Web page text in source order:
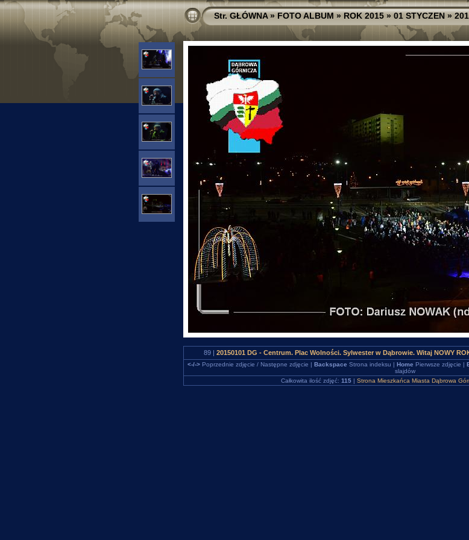
Str. GŁÓWNA»FOTO ALBUM»ROK 2015»01 STYCZEN»
89 | 20150101 DG - Centrum. Plac Wolności. Sylwester w Dąbrowie. Witaj NOWY
<-/->Poprzednie zdjęcie / Następne zdjęcie | Backspace Strona indeksu | Home Pierwsze zdjęcie |
slajdów
Całkowita ilość zdjęć: 115| Strona Mieszkańca Miasta Dąbrowa